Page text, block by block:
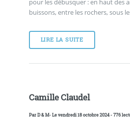
pour les débusquer : en haut des
buissons, entre les rochers, sous
LIRE LA SUITE
Camille Claudel
ParD & M- Le vendredi 18 octobre 2024 - 776